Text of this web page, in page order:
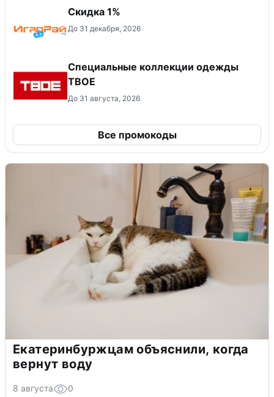
Скидка 1%
До 31 декабря, 2026
Специальные коллекции одежды
ТВОЕ
До 31 августа, 2026
Все промокоды
Екатеринбуржцам объяснили, когда
вернут воду
8 августа 0